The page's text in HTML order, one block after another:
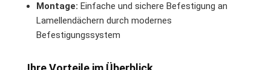
Montage: Einfache und sichere Befestigung an
Lamellendächern durch modernes
Befestigungssystem